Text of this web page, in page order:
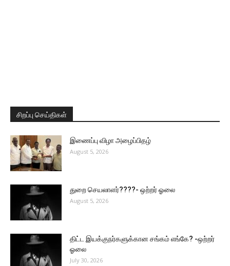
சிறப்பு செய்திகள்
இணைப்பு விழா அழைப்பிதழ்
August 5, 2026
துறை செயலாளர்????- ஒற்றர் ஓலை
August 5, 2026
திட்ட இயக்குநர்களுக்கான சங்கம் எங்கே? -ஒற்றர்
ஓலை
July 30, 2026